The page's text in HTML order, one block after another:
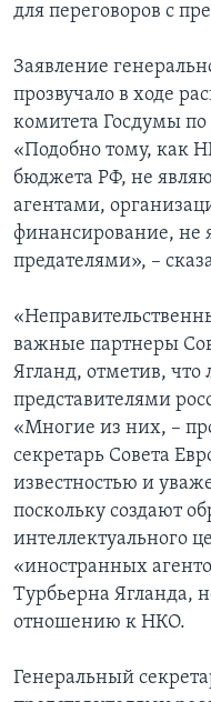
для переговоров с
Заявление
прозвучало в ходе
комитета Госдумы
«Подобно тому, как
бюджета РФ, не
агентами,
финансирование,
предателями», –
важные партнеры
Ягланд, отметив,
представителями
«Многие из них, –
секретарь Совета
известностью и
поскольку создают
интеллектуального
«иностранных
Турбьерна Ягланда,
отношению к НКО.
Генеральный